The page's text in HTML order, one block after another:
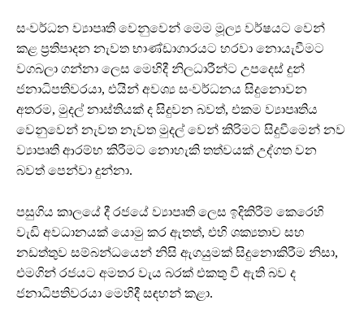
සංවර්ධන ව්‍යාපෘති වෙනුවෙන් මෙම මූල්‍ය වර්ෂයට වෙන්
කළ ප්‍රතිපාදන නැවත භාණ්ඩාගාරයට හරවා නොයැවීමට
වගබලා ගන්නා ලෙස මෙහිදී නිලධාරීන්ට උපදෙස් දුන්
ජනාධිපතිවරයා, එයින් අවශ්‍ය සංවර්ධනය සිදුනොවන
අතරම, මුදල් නාස්තියක් ද සිදුවන බවත්, එකම ව්‍යාපෘතිය
වෙනුවෙන් නැවත නැවත මුදල් වෙන් කිරිමට සිදුවීමෙන් නව
ව්‍යාපෘති ආරම්භ කිරීමට නොහැකි තත්වයක් උද්ගත වන
බවත් පෙන්වා දුන්නා.
පසුගිය කාලයේ දී රජයේ ව්‍යාපෘති ලෙස ඉදිකිරීම් කෙරෙහි
වැඩි අවධානයක් යොමු කර ඇතත්, එහි ශක්‍යතාව සහ
නඩත්තුව සම්බන්ධයෙන් නිසි ඇගයුමක් සිදුනොකිරීම නිසා,
එමගින් රජයට අමතර වැය බරක් එකතු වී ඇති බව ද
ජනාධිපතිවරයා මෙහිදී සඳහන් කළා.